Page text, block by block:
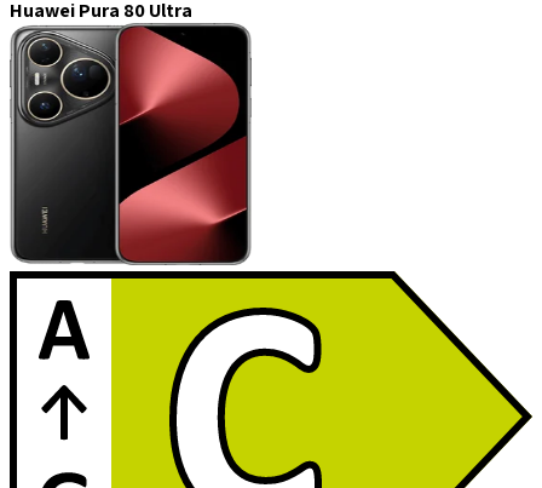
Huawei Pura 80 Ultra